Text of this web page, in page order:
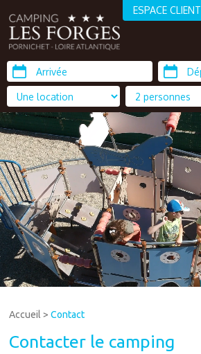
ESPACE CLIENT
Accueil >Contact
Contacter le camping